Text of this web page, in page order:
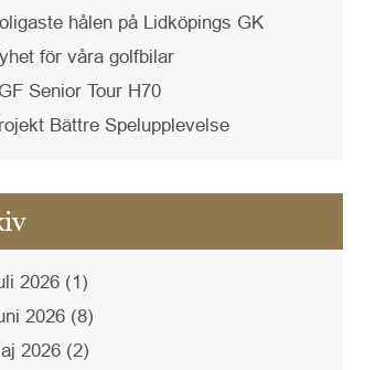
hålen på Lidköpings GK
för våra golfbilar
Senior Tour H70
Bättre Spelupplevelse
2026 (1)
2026 (8)
2026 (2)